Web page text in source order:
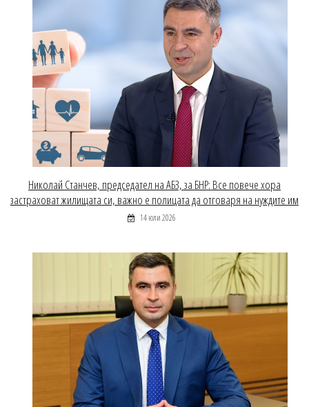
Николай Станчев, председател на АБЗ, за БНР: Все повече хора
застраховат жилищата си, важно е полицата да отговаря на нуждите им
14 юли 2026